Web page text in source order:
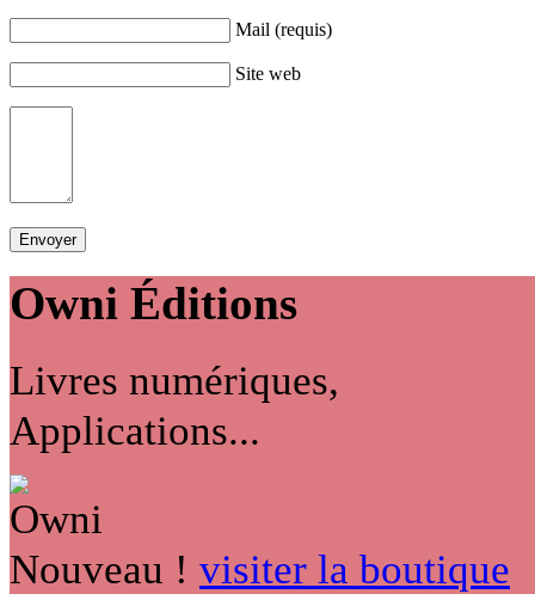
Mail (requis)
Site web
Owni Éditions
Livres numériques,
Applications...
Nouveau ! visiter la boutique